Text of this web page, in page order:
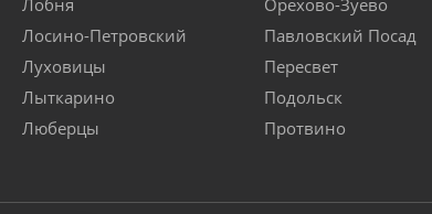
Лобня
Лосино-Петровский
Луховицы
Лыткарино
Люберцы
Орехово-Зуево
Павловский Посад
Пересвет
Подольск
Протвино